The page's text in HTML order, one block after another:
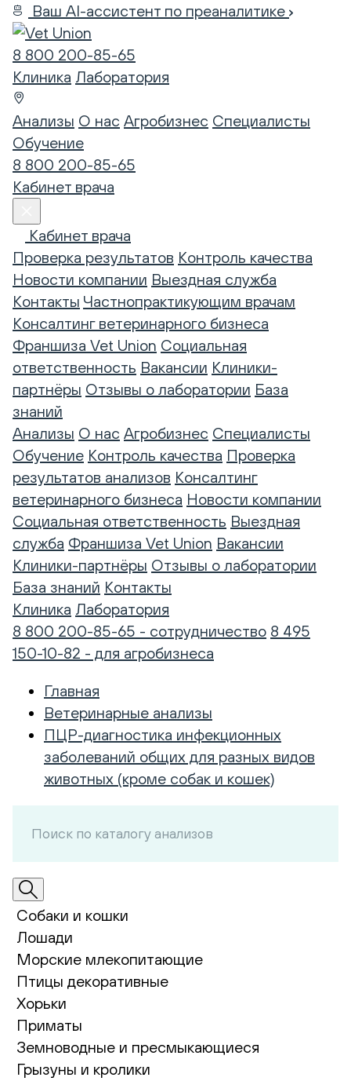
Ваш AI-ассистент по преаналитике
8 800 200-85-65
Клиника Лаборатория
Анализы О нас Агробизнес Специалисты
Обучение
8 800 200-85-65
Кабинет врача
Кабинет врача
Проверка результатов Контроль качества
Новости компании Выездная служба
Контакты Частнопрактикующим врачам
Консалтинг ветеринарного бизнеса
Франшиза Vet Union Социальная
ответственность Вакансии Клиники-
партнёры Отзывы о лаборатории База
знаний
Анализы О нас Агробизнес Специалисты
Обучение Контроль качества Проверка
результатов анализов Консалтинг
ветеринарного бизнеса Новости компании
Социальная ответственность Выездная
служба Франшиза Vet Union Вакансии
Клиники-партнёры Отзывы о лаборатории
База знаний Контакты
Клиника Лаборатория
8 800 200-85-65 - сотрудничество 8 495
150-10-82 - для агробизнеса
Главная
Ветеринарные анализы
ПЦР-диагностика инфекционных
заболеваний общих для разных видов
животных (кроме собак и кошек)
Собаки и кошки
Лошади
Морские млекопитающие
Птицы декоративные
Хорьки
Приматы
Земноводные и пресмыкающиеся
Грызуны и кролики